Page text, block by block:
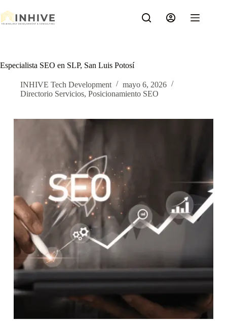
al
contenido
Especialista SEO en SLP, San Luis Potosí
INHIVE Tech Development
mayo 6, 2026
Directorio Servicios, Posicionamiento SEO